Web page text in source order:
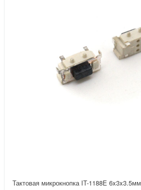
Тактовая микрокнопка IT-1188E 6x3x3.5мм